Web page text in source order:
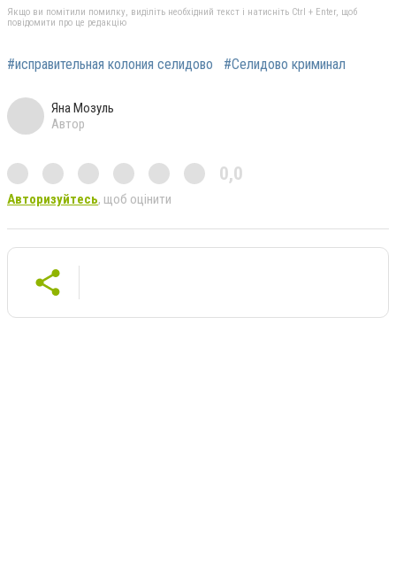
Якщо ви помітили помилку, виділіть необхідний текст і натисніть Ctrl + Enter, щоб
повідомити про це редакцію
#исправительная колония селидово #Селидово криминал
Яна Мозуль
Автор
0,0
Авторизуйтесь, щоб оцінити